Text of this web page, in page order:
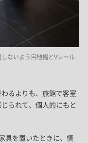
ないよう目地幅とVレール
るよりも、旅館で客室
られて、個人的にもと
具を置いたときに、慎